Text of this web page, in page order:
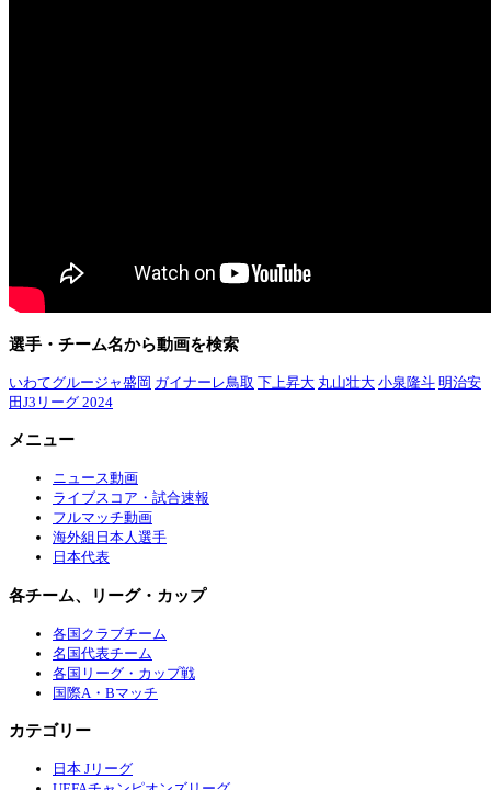
選手・チーム名から動画を検索
いわてグルージャ盛岡 ガイナーレ鳥取 下上昇大 丸山壮大 小泉隆斗 明治安
田J3リーグ 2024
メニュー
ニュース動画
ライブスコア・試合速報
フルマッチ動画
海外組日本人選手
日本代表
各チーム、リーグ・カップ
各国クラブチーム
名国代表チーム
各国リーグ・カップ戦
国際A・Bマッチ
カテゴリー
日本 Jリーグ